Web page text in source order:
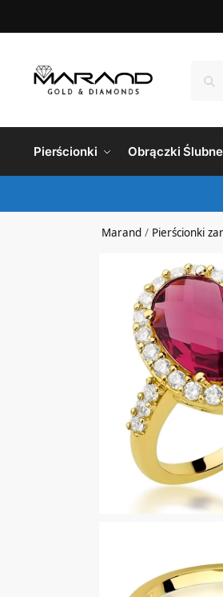
Pierścionki Obrączki Ślubne
Marand / Pierścionki